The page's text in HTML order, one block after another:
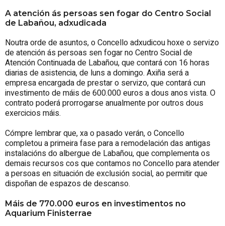
A atención ás persoas sen fogar do Centro Social
de Labañou, adxudicada
Noutra orde de asuntos, o Concello adxudicou hoxe o servizo
de atención ás persoas sen fogar no Centro Social de
Atención Continuada de Labañou, que contará con 16 horas
diarias de asistencia, de luns a domingo. Axiña será a
empresa encargada de prestar o servizo, que contará cun
investimento de máis de 600.000 euros a dous anos vista. O
contrato poderá prorrogarse anualmente por outros dous
exercicios máis.
Cómpre lembrar que, xa o pasado verán, o Concello
completou a primeira fase para a remodelación das antigas
instalacións do albergue de Labañou, que complementa os
demais recursos cos que contamos no Concello para atender
a persoas en situación de exclusión social, ao permitir que
dispoñan de espazos de descanso.
Máis de 770.000 euros en investimentos no
Aquarium Finisterrae